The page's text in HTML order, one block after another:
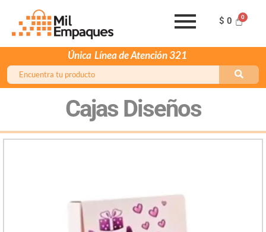
$ 0
Única Línea de Atención 321 2477332
Cajas Diseños